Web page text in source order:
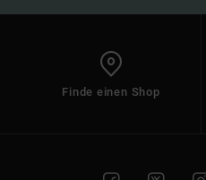
Finde einen Shop